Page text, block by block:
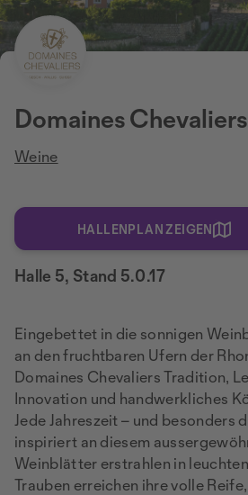
Domaines
Weine
HALLENPLAN ZEIGEN
Halle 5, Stand 5.0.17
Eingebettet in die sonnigen
an den fruchtbaren Ufern der
Domaines Chevaliers Tradition,
Innovation und handwerkliches
Jede Jahreszeit – und besonders
inspiriert an diesem
Weinblätter erstrahlen in
Trauben erreichen ihre volle